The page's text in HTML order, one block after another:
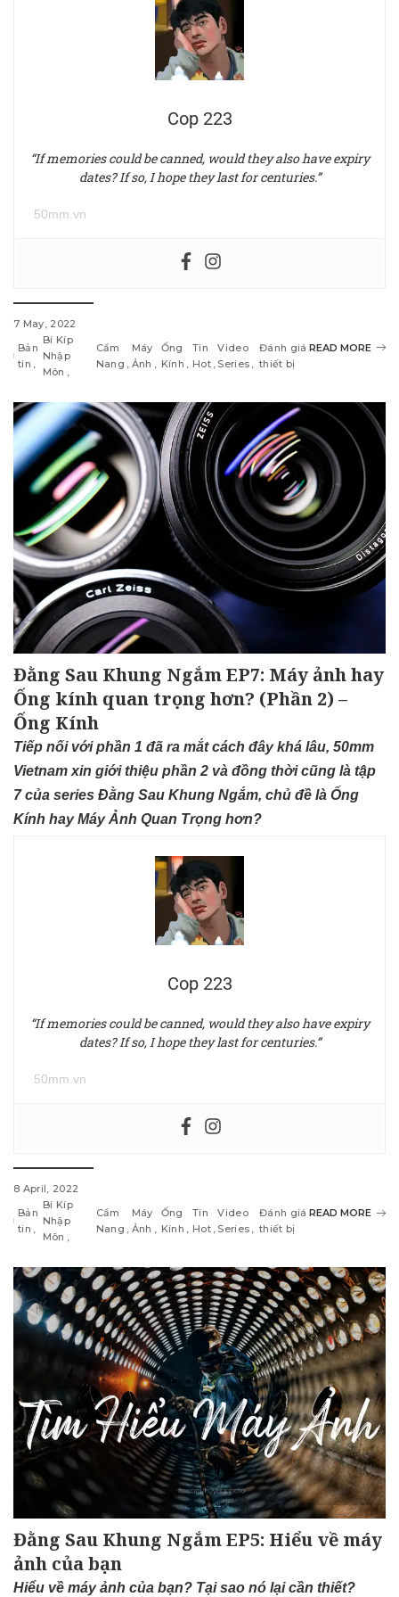
Cop 223
“If memories could be canned, would they also have expiry
dates? If so, I hope they last for centuries.”
50mm.vn
7 May, 2022
Bản
tin
Bí Kíp
Nhập
Môn
Cẩm
Nang
Máy
Ảnh
Ống
Kính
Tin
Hot
Video
Series
Đánh giá
thiết bị
READ MORE
Đằng Sau Khung Ngắm EP7: Máy ảnh hay
Ống kính quan trọng hơn? (Phần 2) –
Ống Kính
Tiếp nối với phần 1 đã ra mắt cách đây khá lâu, 50mm
Vietnam xin giới thiệu phần 2 và đồng thời cũng là tập
7 của series Đằng Sau Khung Ngắm, chủ đề là Ống
Kính hay Máy Ảnh Quan Trọng hơn?
Cop 223
“If memories could be canned, would they also have expiry
dates? If so, I hope they last for centuries.”
50mm.vn
8 April, 2022
Bản
tin
Bí Kíp
Nhập
Môn
Cẩm
Nang
Máy
Ảnh
Ống
Kính
Tin
Hot
Video
Series
Đánh giá
thiết bị
READ MORE
Đằng Sau Khung Ngắm EP5: Hiểu về máy
ảnh của bạn
Hiểu về máy ảnh của bạn? Tại sao nó lại cần thiết?